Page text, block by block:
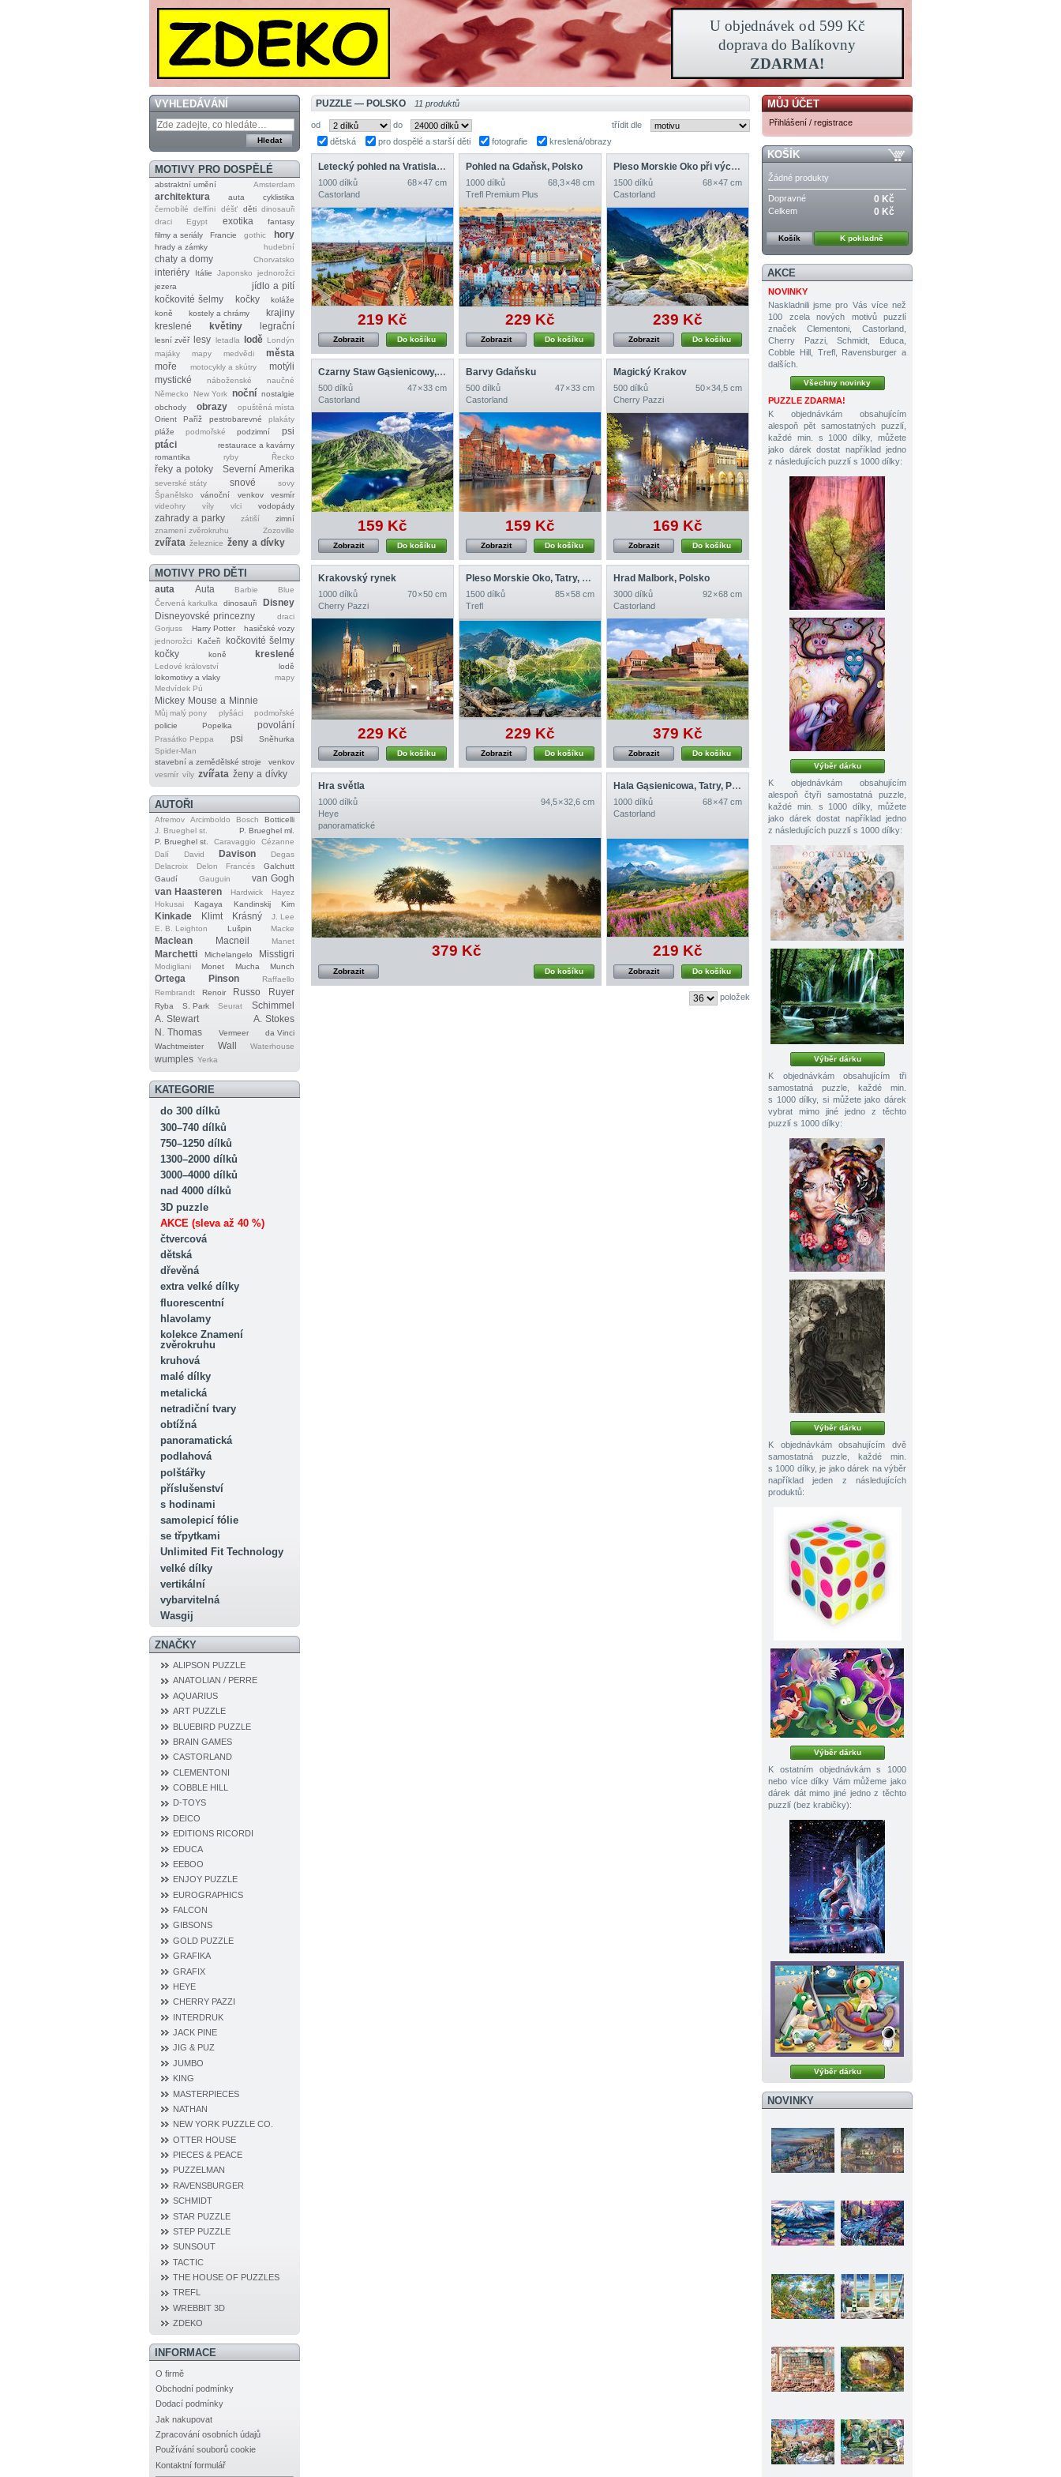
VYHLEDÁVÁNÍ
MOTIVY PRO DOSPĚLÉ
abstraktní umění Amsterdam
architektura auta
cyklistika
černobílé
delfíni déšť děti dinosauři
draci
Egypt exotika
fantasy
filmy a seriály
Francie gothic hory
hrady a zámky hudební
chaty a domy Chorvatsko
interiéry Itálie Japonsko
jednorožci
jezera
jídlo a pití
kočkovité šelmy
kočky
koláže
koně
kostely a chrámy
krajiny
kreslené
květiny legrační
lesní zvěř lesy letadla lodě Londýn
majáky
mapy medvědi
města
moře
motocykly a skútry
motýli
mystické
náboženské
naučné
Německo
New York noční nostalgie
obchody
obrazy
opuštěná místa
Orient
Paříž pestrobarevné
plakáty
pláže
podmořské podzimní
psi
ptáci
restaurace a kavárny
romantika
ryby Řecko
řeky a potoky Severní Amerika
severské státy snové
sovy
Španělsko
vánoční venkov
vesmír
videohry
víly vlci vodopády
zahrady a parky zátiší
zimní
znamení zvěrokruhu
Zozoville
zvířata železnice ženy a dívky
MOTIVY PRO DĚTI
auta Auta Barbie
Blue
Červená karkulka
dinosauři
Disney
Disneyovské princezny
draci
Gorjuss
Harry Potter
hasičské vozy
jednorožci
Kačeři
kočkovité šelmy
kočky
koně kreslené
Ledové království
lodě
lokomotivy a vlaky
mapy
Medvídek Pú
Mickey Mouse a Minnie
Můj malý pony plyšáci
podmořské
policie
Popelka povolání
Prasátko Peppa psi
Sněhurka
Spider‐Man
stavební a zemědělské stroje
venkov
vesmír víly zvířata ženy a dívky
AUTOŘI
Afremov Arcimboldo Bosch
Botticelli
J. Brueghel st.
P. Brueghel ml.
P. Brueghel st.
Caravaggio
Cézanne
Dalí
David Davison
Degas
Delacroix
Delon Francés
Galchutt
Gaudí
Gauguin
van Gogh
van Haasteren
Hardwick
Hayez
Hokusai
Kagaya Kandinskij Kim
Kinkade Klimt Krásný
J. Lee
E. B. Leighton
Lušpin Macke
Maclean Macneil Manet
Marchetti Michelangelo Misstigri
Modigliani Monet Mucha Munch
Ortega Pinson
Raffaello
Rembrandt
Renoir Russo Ruyer
Ryba S. Park Seurat
Schimmel
A. Stewart
A. Stokes
N. Thomas
Vermeer
da Vinci
Wachtmeister
Wall Waterhouse
wumples Yerka
KATEGORIE
do 300 dílků
300–740 dílků
750–1250 dílků
1300–2000 dílků
3000–4000 dílků
nad 4000 dílků
3D puzzle
AKCE (sleva až 40 %)
čtvercová
dětská
dřevěná
extra velké dílky
fluorescentní
hlavolamy
kolekce Znamení
zvěrokruhu
kruhová
malé dílky
metalická
netradiční tvary
obtížná
panoramatická
podlahová
polštářky
příslušenství
s hodinami
samolepicí fólie
se třpytkami
Unlimited Fit Technology
velké dílky
vertikální
vybarvitelná
Wasgij
ZNAČKY
ALIPSON PUZZLE
ANATOLIAN / PERRE
AQUARIUS
ART PUZZLE
BLUEBIRD PUZZLE
BRAIN GAMES
CASTORLAND
CLEMENTONI
COBBLE HILL
D‐TOYS
DEICO
EDITIONS RICORDI
EDUCA
EEBOO
ENJOY PUZZLE
EUROGRAPHICS
FALCON
GIBSONS
GOLD PUZZLE
GRAFIKA
GRAFIX
HEYE
CHERRY PAZZI
INTERDRUK
JACK PINE
JIG & PUZ
JUMBO
KING
MASTERPIECES
NATHAN
NEW YORK PUZZLE CO.
OTTER HOUSE
PIECES & PEACE
PUZZELMAN
RAVENSBURGER
SCHMIDT
STAR PUZZLE
STEP PUZZLE
SUNSOUT
TACTIC
THE HOUSE OF PUZZLES
TREFL
WREBBIT 3D
ZDEKO
INFORMACE
O firmě
Obchodní podmínky
Dodací podmínky
Jak nakupovat
Zpracování osobních údajů
Používání souborů cookie
Kontaktní formulář
PUZZLE — POLSKO 11 produktů
od do
třídit dle
dětská
pro dospělé a starší děti fotografie kreslená/obrazy
Letecký pohled na Vratislav, Polsko
1000 dílků
68 × 47 cm
Castorland
219 Kč
Do košíku
Zobrazit
Pohled na Gdaňsk, Polsko
1000 dílků
68,3 × 48 cm
Trefl Premium Plus
229 Kč
Do košíku
Zobrazit
Pleso Morskie Oko při východu slunce, Tatry, Polsko
1500 dílků
68 × 47 cm
Castorland
239 Kč
Do košíku
Zobrazit
Czarny Staw Gąsienicowy, Tatry, Polsko
500 dílků
47 × 33 cm
Castorland
159 Kč
Do košíku
Zobrazit
Barvy Gdaňsku
500 dílků
47 × 33 cm
Castorland
159 Kč
Do košíku
Zobrazit
Magický Krakov
500 dílků
50 × 34,5 cm
Cherry Pazzi
169 Kč
Do košíku
Zobrazit
Krakovský rynek
1000 dílků
70 × 50 cm
Cherry Pazzi
229 Kč
Do košíku
Zobrazit
Pleso Morskie Oko, Tatry, Polsko
1500 dílků
85 × 58 cm
Trefl
229 Kč
Do košíku
Zobrazit
Hrad Malbork, Polsko
3000 dílků
92 × 68 cm
Castorland
379 Kč
Do košíku
Zobrazit
Hra světla
1000 dílků
94,5 × 32,6 cm
Heye
panoramatické
379 Kč
Do košíku
Zobrazit
Hala Gąsienicowa, Tatry, Polsko
1000 dílků
68 × 47 cm
Castorland
219 Kč
Do košíku
Zobrazit
položek
MŮJ ÚČET
Přihlášení / registrace
KOŠÍK
Žádné produkty
Dopravné 0 Kč
Celkem 0 Kč
Košík K pokladně
AKCE
NOVINKY
Naskladnili jsme pro Vás více než
100 zcela nových motivů puzzlí
značek Clementoni, Castorland,
Cherry Pazzi, Schmidt, Educa,
Cobble Hill, Trefl, Ravensburger a
dalších.
Všechny novinky
PUZZLE ZDARMA!
K objednávkám obsahujícím
alespoň pět samostatných puzzlí,
každé min. s 1000 dílky, můžete
jako dárek dostat například jedno
z následujících puzzlí s 1000 dílky:
Výběr dárku
K objednávkám obsahujícím
alespoň čtyři samostatná puzzle,
každé min. s 1000 dílky, můžete
jako dárek dostat například jedno
z následujících puzzlí s 1000 dílky:
Výběr dárku
K objednávkám obsahujícím tři
samostatná puzzle, každé min.
s 1000 dílky, si můžete jako dárek
vybrat mimo jiné jedno z těchto
puzzlí s 1000 dílky:
Výběr dárku
K objednávkám obsahujícím dvě
samostatná puzzle, každé min.
s 1000 dílky, je jako dárek na výběr
například jeden z následujících
produktů:
Výběr dárku
K ostatním objednávkám s 1000
nebo více dílky Vám můžeme jako
dárek dát mimo jiné jedno z těchto
puzzlí (bez krabičky):
Výběr dárku
NOVINKY